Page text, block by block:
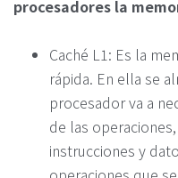
procesadores la
Caché L1: Es la
rápida. En ella se
procesador va a
de las
instrucciones y